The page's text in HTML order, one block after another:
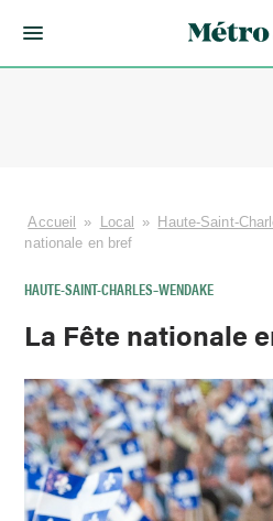
Accueil » Local » Haute-Saint-
nationale en bref
HAUTE-SAINT-CHARLES–WENDAKE
La Fête nationale